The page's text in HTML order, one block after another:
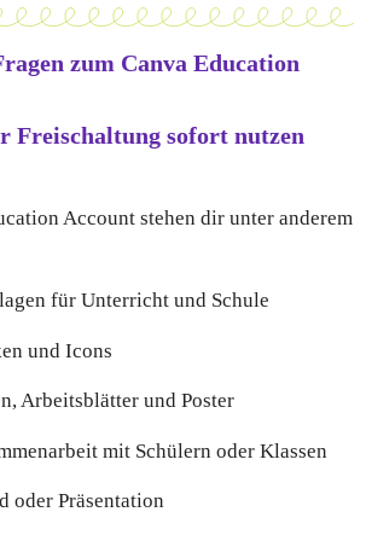
zum Canva Education
Freischaltung sofort nutzen
Account stehen dir unter anderem
für Unterricht und Schule
und Icons
Arbeitsblätter und Poster
mit Schülern oder Klassen
oder Präsentation